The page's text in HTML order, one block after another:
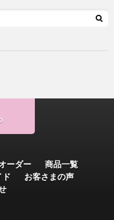
ーダー
商品一覧
ド
お客さまの声